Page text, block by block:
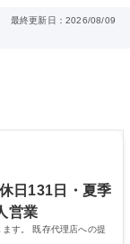
最終更新日：2026/08/09
日131日・夏季
営業
す。 既存代理店への提